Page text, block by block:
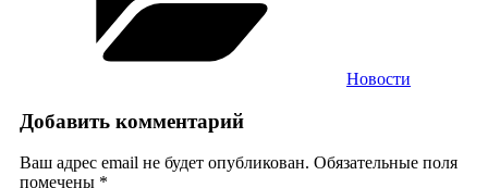
Новости
Добавить комментарий
Ваш адрес email не будет опубликован. Обязательные поля
помечены *